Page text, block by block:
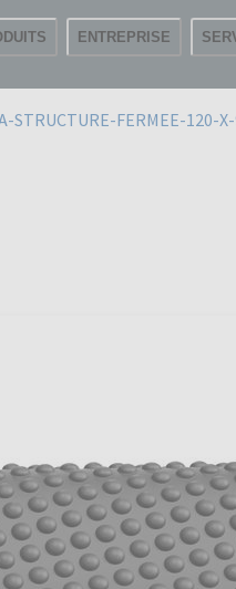
ENTREPRISE
STRUCTURE-FERMEE-120-